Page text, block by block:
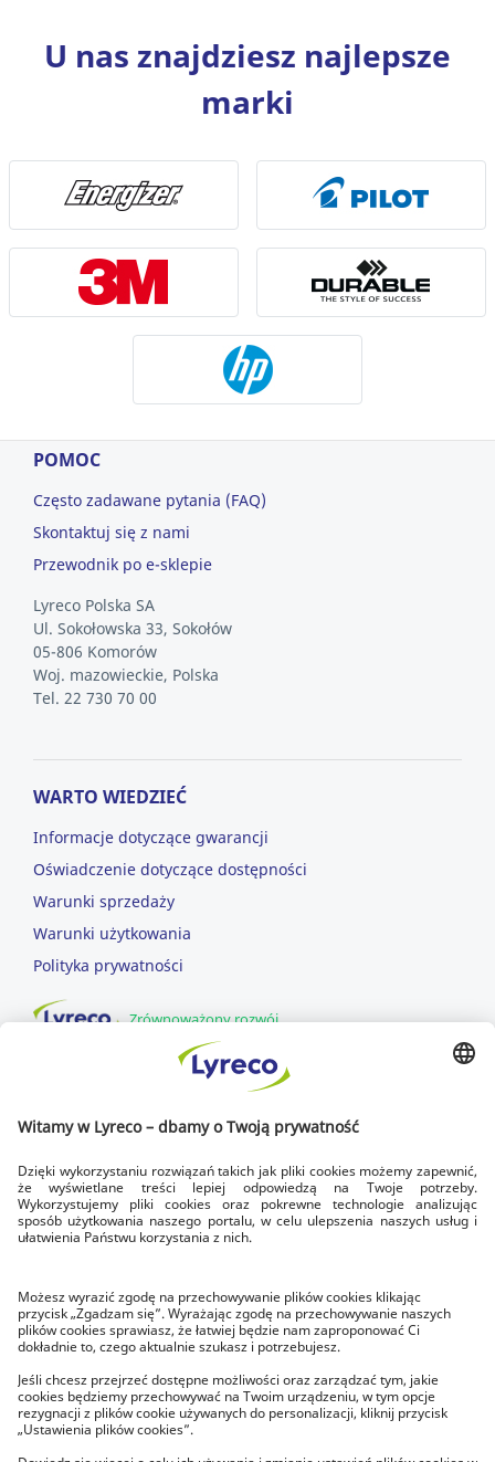
U nas znajdziesz najlepsze
marki
POMOC
Często zadawane pytania (FAQ)
Skontaktuj się z nami
Przewodnik po e-sklepie
Lyreco Polska SA
Ul. Sokołowska 33, Sokołów
05-806 Komorów
Woj. mazowieckie, Polska
Tel. 22 730 70 00
WARTO WIEDZIEĆ
Informacje dotyczące gwarancji
Oświadczenie dotyczące dostępności
Warunki sprzedaży
Warunki użytkowania
Polityka prywatności
Zrównoważony rozwój
dowozimy w dni robocze
DOSTAWA NA CZAS
zawsze do godziny 17.00
O LYRECO
Poznaj Lyreco
Lyreco News